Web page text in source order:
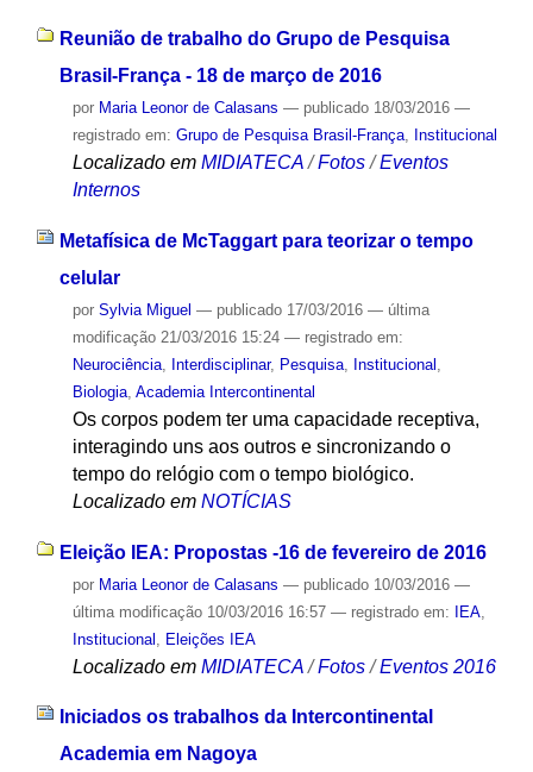
Reunião de trabalho do Grupo de Pesquisa
Brasil-França - 18 de março de 2016
por Maria Leonor de Calasans — publicado18/03/2016 —
registrado em: Grupo de Pesquisa Brasil-França, Institucional
Localizado em MIDIATECA /Fotos /Eventos
Internos
Metafísica de McTaggart para teorizar o tempo
celular
por Sylvia Miguel — publicado17/03/2016 — última
modificação21/03/2016 15:24 — registrado em:
Neurociência, Interdisciplinar, Pesquisa, Institucional
Biologia, Academia Intercontinental
Os corpos podem ter uma capacidade receptiva,
interagindo uns aos outros e sincronizando o
tempo do relógio com o tempo biológico.
Localizado em NOTÍCIAS
Eleição IEA: Propostas -16 de fevereiro de 2016
por Maria Leonor de Calasans — publicado10/03/2016 —
última modificação10/03/2016 16:57 — registrado em: IEA,
Institucional
Eleições IEA
Localizado em MIDIATECA /Fotos /Eventos 2016
Iniciados os trabalhos da Intercontinental
Academia em Nagoya